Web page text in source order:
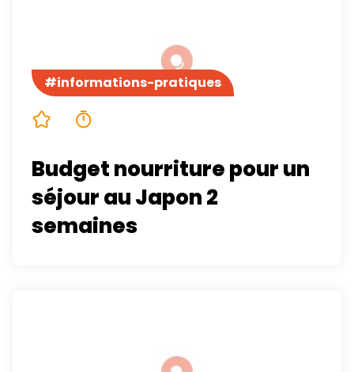
#informations-pratiques
Budget nourriture pour un
séjour au Japon 2
semaines